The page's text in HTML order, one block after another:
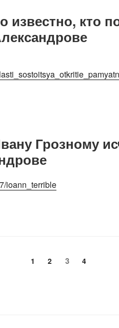
известно, кто
Грозному
ioann_terrible
Страница
1 Страница
2 Страница
3 Страница
4